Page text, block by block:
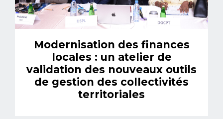
Modernisation des finances
locales : un atelier de
validation des nouveaux outils
de gestion des collectivités
territoriales